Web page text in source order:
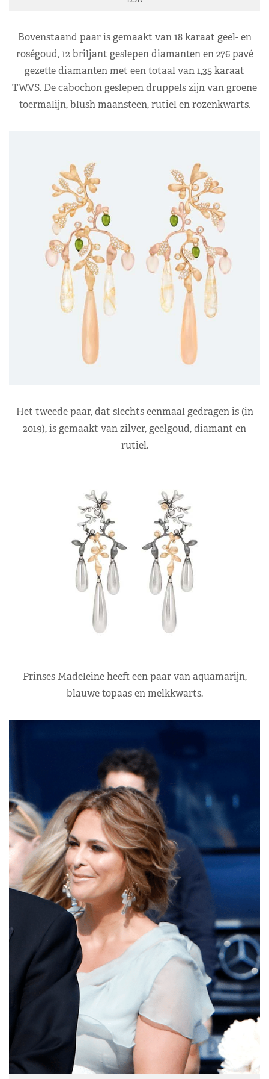
Bovenstaand paar is gemaakt van 18 karaat geel- en
roségoud, 12 briljant geslepen diamanten en 276 pavé
gezette diamanten met een totaal van 1,35 karaat
TW.VS. De cabochon geslepen druppels zijn van groene
toermalijn, blush maansteen, rutiel en rozenkwarts.
Het tweede paar, dat slechts eenmaal gedragen is (in
2019), is gemaakt van zilver, geelgoud, diamant en
rutiel.
Prinses Madeleine heeft een paar van aquamarijn,
blauwe topaas en melkkwarts.